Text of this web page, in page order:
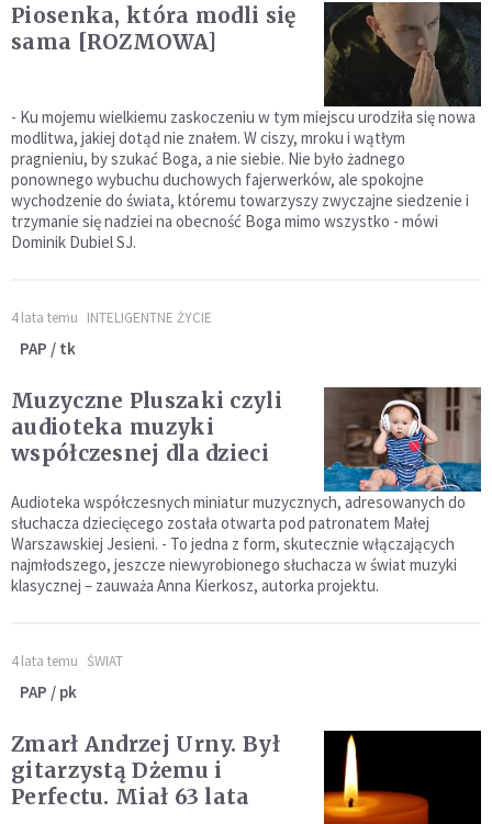
Piosenka, która modli się
sama [ROZMOWA]
- Ku mojemu wielkiemu zaskoczeniu w tym miejscu urodziła się nowa
modlitwa, jakiej dotąd nie znałem. W ciszy, mroku i wątłym
pragnieniu, by szukać Boga, a nie siebie. Nie było żadnego
ponownego wybuchu duchowych fajerwerków, ale spokojne
wychodzenie do świata, któremu towarzyszy zwyczajne siedzenie i
trzymanie się nadziei na obecność Boga mimo wszystko - mówi
Dominik Dubiel SJ.
4 lata temu INTELIGENTNE ŻYCIE
PAP / tk
Muzyczne Pluszaki czyli
audioteka muzyki
współczesnej dla dzieci
Audioteka współczesnych miniatur muzycznych, adresowanych do
słuchacza dziecięcego została otwarta pod patronatem Małej
Warszawskiej Jesieni. - To jedna z form, skutecznie włączających
najmłodszego, jeszcze niewyrobionego słuchacza w świat muzyki
klasycznej – zauważa Anna Kierkosz, autorka projektu.
4 lata temu ŚWIAT
PAP / pk
Zmarł Andrzej Urny. Był
gitarzystą Dżemu i
Perfectu. Miał 63 lata